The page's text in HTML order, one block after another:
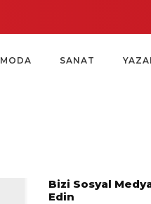
MODA SANAT
Bizi Sosyal
Edin